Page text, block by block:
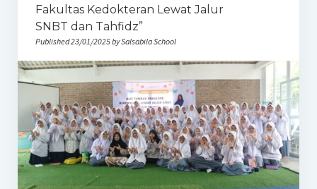
Fakultas Kedokteran Lewat Jalur
SNBT dan Tahfidz”
Published 23/01/2025 by Salsabila School